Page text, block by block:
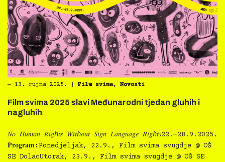
― 13. rujna 2025. Film svima, Novosti
Film svima 2025 slavi Međunarodni tjedan gluhih i
nagluhih
𝑁𝑜 𝐻𝑢𝑚𝑎𝑛 𝑅𝑖𝑔ℎ𝑡𝑠 𝑊𝑖𝑡ℎ𝑜𝑢𝑡 𝑆𝑖𝑔𝑛 𝐿𝑎𝑛𝑔𝑢𝑎𝑔𝑒 𝑅𝑖𝑔ℎ𝑡𝑠22.—28.9.2025.
𝐏𝐫𝐨𝐠𝐫𝐚𝐦:Ponedjeljak, 22.9., Film svima svugdje @ OŠ
SE DolacUtorak, 23.9., Film svima svugdje @ OŠ SE